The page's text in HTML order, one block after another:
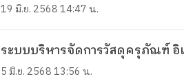
19 มิ.ย. 2568 14:47 น.
ระบบบริหารจัดการวัสดุครุภัณฑ์ อิ
5 มิ.ย. 2568 13:56 น.